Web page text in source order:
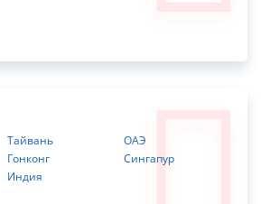
Тайвань
Гонконг
Индия
ОАЭ
Сингапур